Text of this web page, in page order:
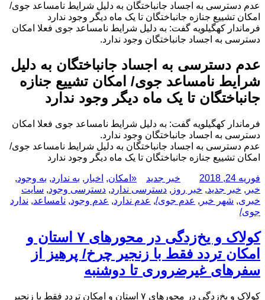
عدم دسترسی به اجساد جانباختگان به دلیل شرایط نامساعد جوی/
امکان تشییع جنازه جانباختگان تا یک ماه دیگر وجود ندارد
فرماندار کهگیلویه گفت: به دلیل شرایط نامساعد جوی فعلا امکان
دسترسی به اجساد جانباختگان وجود ندارد.
عدم دسترسی به اجساد جانباختگان به دلیل
شرایط نامساعد جوی/ امکان تشییع جنازه
جانباختگان تا یک ماه دیگر وجود ندارد
فرماندار کهگیلویه گفت: به دلیل شرایط نامساعد جوی فعلا امکان
دسترسی به اجساد جانباختگان وجود ندارد.
عدم دسترسی به اجساد جانباختگان به دلیل شرایط نامساعد جوی/
امکان تشییع جنازه جانباختگان تا یک ماه دیگر وجود ندارد
ارسال
شده
در
فوریه 24, 2018 نویسنده
دسته‌ها
خبر جدید برچسب‌ها
«امکان, اخبار , به ندارد, به وجود,
خبر , خبر جدید, خبر روز , دسترسی ندارد, دسترسی وجود, سایت
خبری, شهر خبر , عدم جوی/, عدم ندارد, عدم وجود, نامساعد, ندارد
جوی/
کولاک و یخ‌زدگی در محورهای ۷ استان و
امکان تردد فقط با زنجیر چرخ/ پرهیز از
سفرهای غیرضروری تا دوشنبه
کولاک و یخ‌زدگی در محورهای ۷ استان و امکان تردد فقط با زنجیر